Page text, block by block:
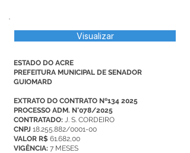
Visualizar
ESTADO DO ACRE
PREFEITURA MUNICIPAL DE SENADOR
GUIOMARD​​​​​​
EXTRATO DO CONTRATO Nº134 2025
PROCESSO ADM. N°078/2025
CONTRATADO: J. S. CORDEIRO
CNPJ 18.255.882/0001-00
VALOR R$ 61.682,00
VIGÊNCIA: 7 MESES